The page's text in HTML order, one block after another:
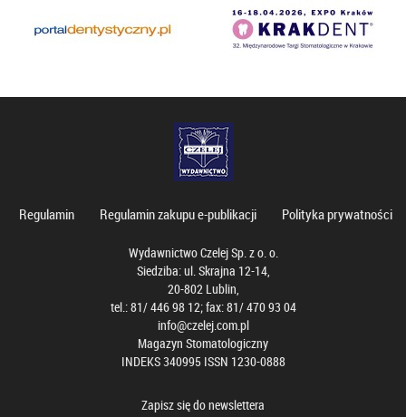
Regulamin Regulamin zakupu e-publikacji Polityka prywatności
Wydawnictwo Czelej Sp. z o. o.
Siedziba: ul. Skrajna 12-14,
20-802 Lublin,
tel.: 81/ 446 98 12; fax: 81/ 470 93 04
info@czelej.com.pl
Magazyn Stomatologiczny
INDEKS 340995 ISSN 1230-0888
Zapisz się do newslettera